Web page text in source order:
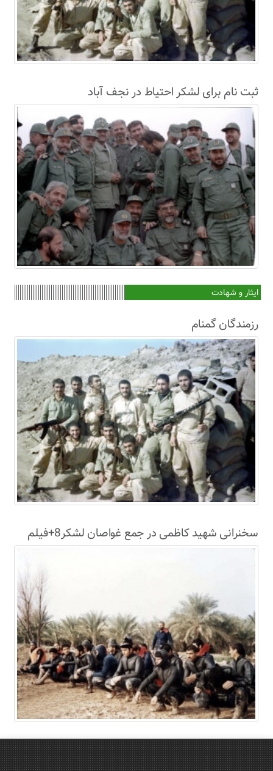
ثبت نام برای لشکر احتیاط در نجف آباد
ایثار و شهادت
رزمندگان گمنام
سخنرانی شهید کاظمی در جمع غواصان لشکر8+فیلم